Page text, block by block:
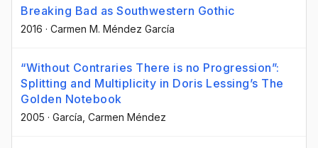
Breaking Bad as Southwestern Gothic
2016 · Carmen M. Méndez García
“Without Contraries There is no Progression”:
Splitting and Multiplicity in Doris Lessing’s The
Golden Notebook
2005 · García, Carmen Méndez